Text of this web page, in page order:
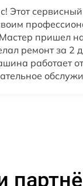
Этот
пришел
ремонт за 2
работает